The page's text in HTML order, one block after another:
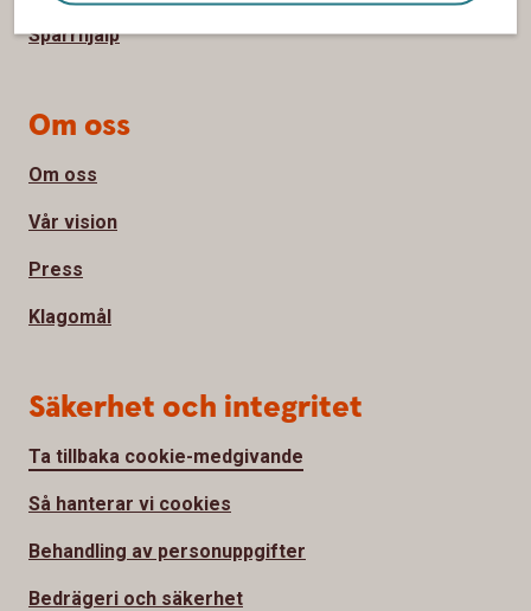
Spärrhjälp
Om oss
Om oss
Vår vision
Press
Klagomål
Säkerhet och integritet
Ta tillbaka cookie-medgivande
Så hanterar vi cookies
Behandling av personuppgifter
Bedrägeri och säkerhet